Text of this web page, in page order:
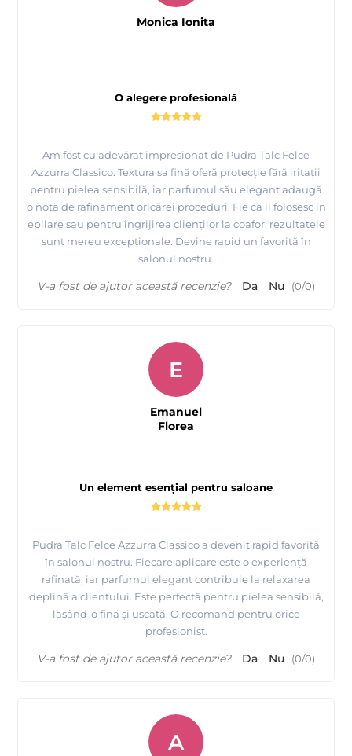
O alegere profesională
Am fost cu adevărat impresionat de Pudra Talc Felce
Azzurra Classico. Textura sa fină oferă protecție fără iritații
pentru pielea sensibilă, iar parfumul său elegant adaugă
o notă de rafinament oricărei proceduri. Fie că îl folosesc în
epilare sau pentru îngrijirea clienților la coafor, rezultatele
sunt mereu excepționale. Devine rapid un favorită în
salonul nostru.
Monica Ionita
V-a fost de ajutor această recenzie? Da Nu (0/0)
Un element esențial pentru saloane
Pudra Talc Felce Azzurra Classico a devenit rapid favorită
în salonul nostru. Fiecare aplicare este o experiență
rafinată, iar parfumul elegant contribuie la relaxarea
deplină a clientului. Este perfectă pentru pielea sensibilă,
lăsând-o fină și uscată. O recomand pentru orice
profesionist.
E
Emanuel
Florea
V-a fost de ajutor această recenzie? Da Nu (0/0)
A